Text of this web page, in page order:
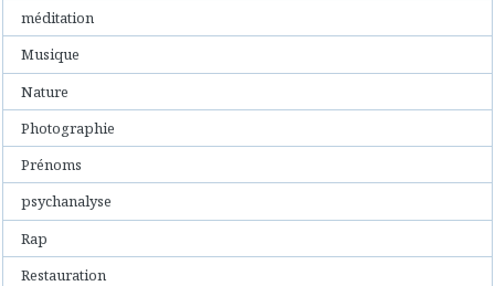
méditation
Musique
Nature
Photographie
Prénoms
psychanalyse
Rap
Restauration